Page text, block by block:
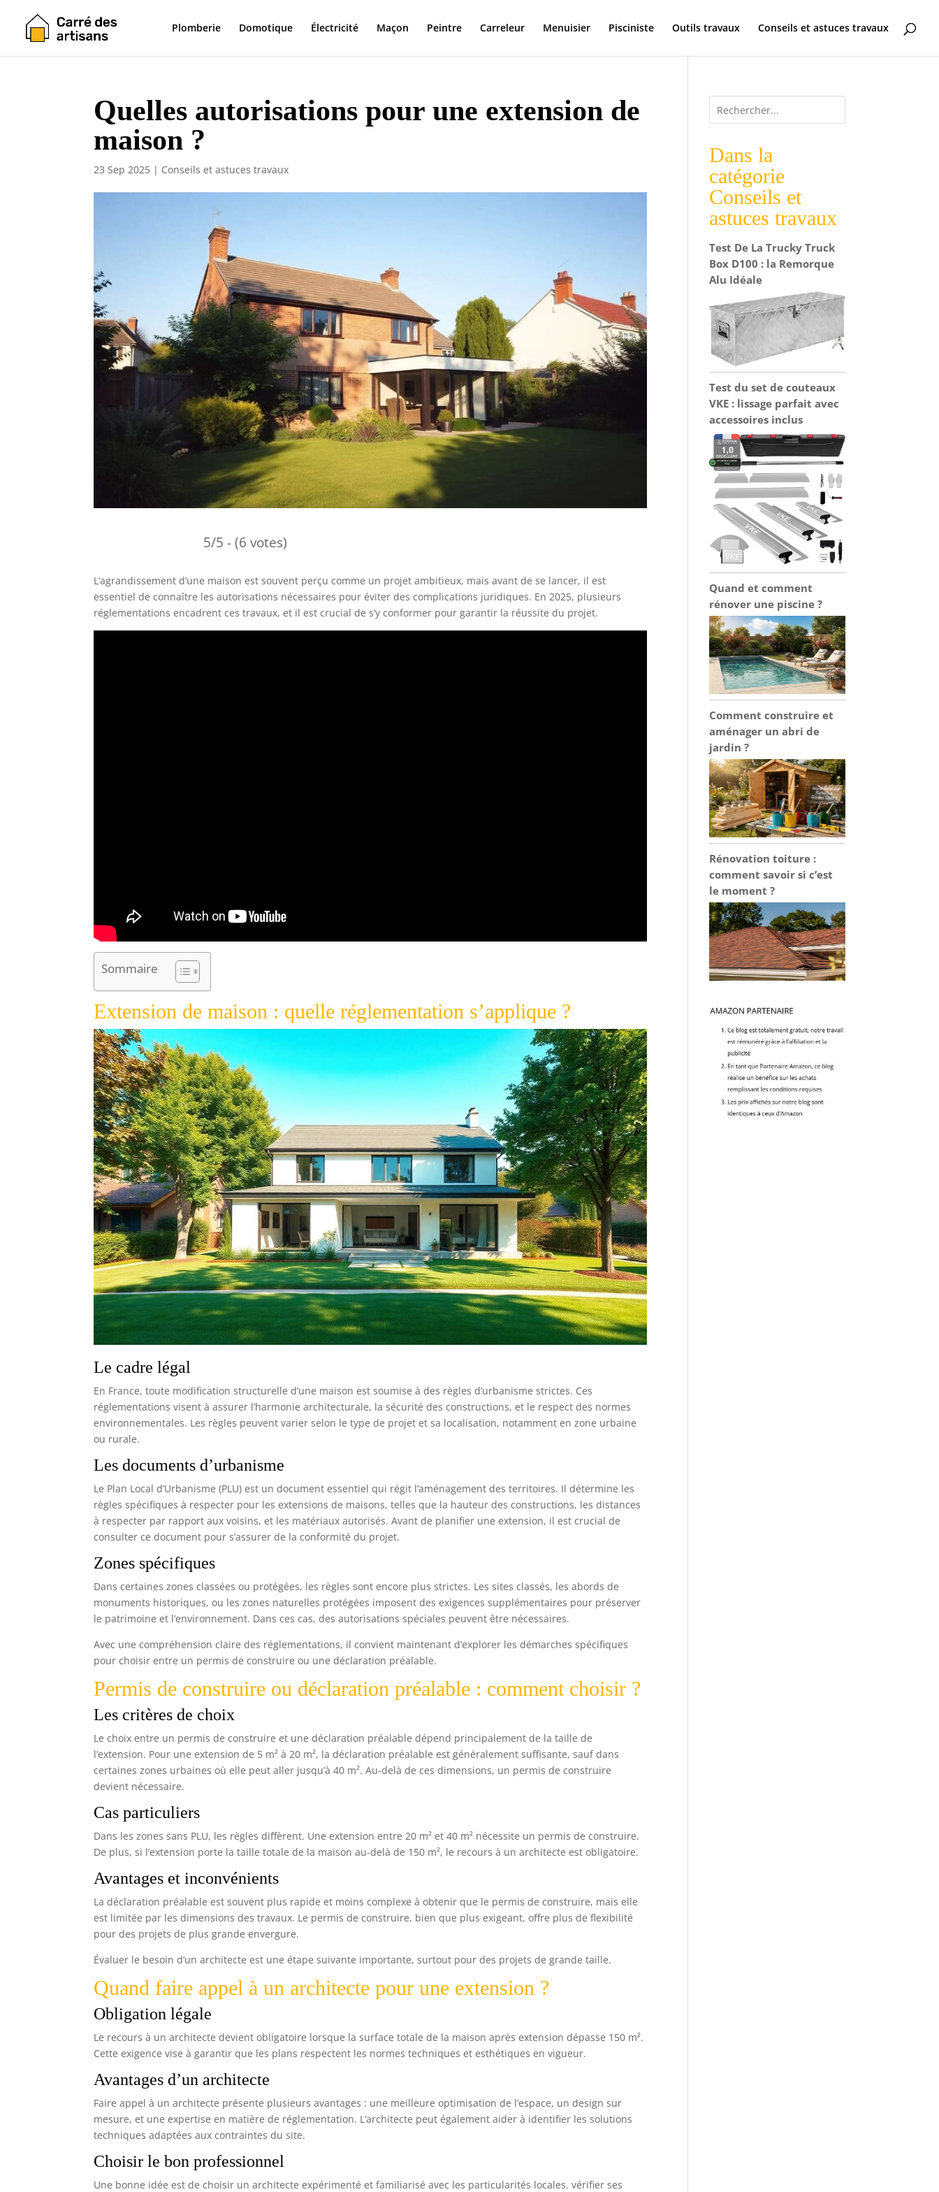
Plomberie Domotique Électricité Maçon Peintre Carreleur Menuisier Pisciniste Outils travaux Conseils et astuces travaux
Quelles autorisations pour une extension de
maison ?
23 Sep 2025 | Conseils et astuces travaux
5/5 - (6 votes)
L’agrandissement d’une maison est souvent perçu comme un projet ambitieux, mais avant de se lancer, il est
essentiel de connaître les autorisations nécessaires pour éviter des complications juridiques. En 2025, plusieurs
réglementations encadrent ces travaux, et il est crucial de s’y conformer pour garantir la réussite du projet.
Sommaire
Extension de maison : quelle réglementation s’applique ?
Le cadre légal
En France, toute modification structurelle d’une maison est soumise à des règles d’urbanisme strictes. Ces
réglementations visent à assurer l’harmonie architecturale, la sécurité des constructions, et le respect des normes
environnementales. Les règles peuvent varier selon le type de projet et sa localisation, notamment en zone urbaine
ou rurale.
Les documents d’urbanisme
Le Plan Local d’Urbanisme (PLU) est un document essentiel qui régit l’aménagement des territoires. Il détermine les
règles spécifiques à respecter pour les extensions de maisons, telles que la hauteur des constructions, les distances
à respecter par rapport aux voisins, et les matériaux autorisés. Avant de planifier une extension, il est crucial de
consulter ce document pour s’assurer de la conformité du projet.
Zones spécifiques
Dans certaines zones classées ou protégées, les règles sont encore plus strictes. Les sites classés, les abords de
monuments historiques, ou les zones naturelles protégées imposent des exigences supplémentaires pour préserver
le patrimoine et l’environnement. Dans ces cas, des autorisations spéciales peuvent être nécessaires.
Avec une compréhension claire des réglementations, il convient maintenant d’explorer les démarches spécifiques
pour choisir entre un permis de construire ou une déclaration préalable.
Permis de construire ou déclaration préalable : comment choisir ?
Les critères de choix
Le choix entre un permis de construire et une déclaration préalable dépend principalement de la taille de
l’extension. Pour une extension de 5 m² à 20 m², la déclaration préalable est généralement suffisante, sauf dans
certaines zones urbaines où elle peut aller jusqu’à 40 m². Au-delà de ces dimensions, un permis de construire
devient nécessaire.
Cas particuliers
Dans les zones sans PLU, les règles diffèrent. Une extension entre 20 m² et 40 m² nécessite un permis de construire.
De plus, si l’extension porte la taille totale de la maison au-delà de 150 m², le recours à un architecte est obligatoire.
Avantages et inconvénients
La déclaration préalable est souvent plus rapide et moins complexe à obtenir que le permis de construire, mais elle
est limitée par les dimensions des travaux. Le permis de construire, bien que plus exigeant, offre plus de flexibilité
pour des projets de plus grande envergure.
Évaluer le besoin d’un architecte est une étape suivante importante, surtout pour des projets de grande taille.
Quand faire appel à un architecte pour une extension ?
Obligation légale
Le recours à un architecte devient obligatoire lorsque la surface totale de la maison après extension dépasse 150 m².
Cette exigence vise à garantir que les plans respectent les normes techniques et esthétiques en vigueur.
Avantages d’un architecte
Faire appel à un architecte présente plusieurs avantages : une meilleure optimisation de l’espace, un design sur
mesure, et une expertise en matière de réglementation. L’architecte peut également aider à identifier les solutions
techniques adaptées aux contraintes du site.
Choisir le bon professionnel
Une bonne idée est de choisir un architecte expérimenté et familiarisé avec les particularités locales. vérifier ses
Dans la
catégorie
Conseils et
astuces travaux
Test De La Trucky Truck
Box D100 : la Remorque
Alu Idéale
Test du set de couteaux
VKE : lissage parfait avec
accessoires inclus
Quand et comment
rénover une piscine ?
Comment construire et
aménager un abri de
jardin ?
Rénovation toiture :
comment savoir si c’est
le moment ?